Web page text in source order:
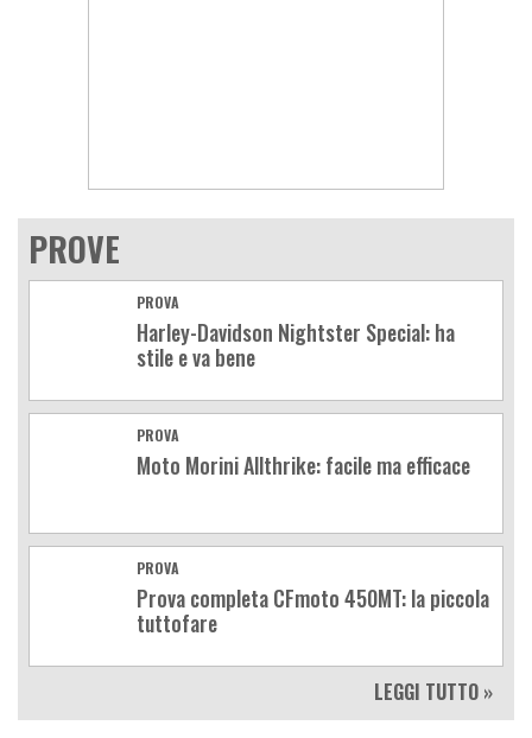
PROVE
PROVA
Harley-Davidson Nightster Special: ha
stile e va bene
PROVA
Moto Morini Allthrike: facile ma efficace
PROVA
Prova completa CFmoto 450MT: la piccola
tuttofare
LEGGI TUTTO »